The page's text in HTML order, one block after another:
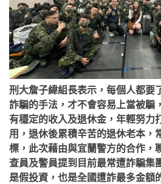
刑大詹子緯組長表示，每個人都要
詐騙的手法，才不會容易上當被騙
有穩定的收入及退休金，年輕努力
用，退休後累積辛苦的退休老本，
標，此次藉由與宜蘭警方的合作，
查員及警員提到目前最常遭詐騙集
是假投資，也是全國遭詐最多金額